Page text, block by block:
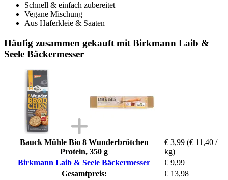
Schnell & einfach zubereitet
Vegane Mischung
Aus Haferkleie & Saaten
Häufig zusammen gekauft mit Birkmann Laib &
Seele Bäckermesser
Bauck Mühle Bio 8 Wunderbrötchen
Protein, 350 g
€ 3,99 (€ 11,40 /
kg)
Birkmann Laib & Seele Bäckermesser
€ 9,99
Gesamtpreis:
€ 13,98